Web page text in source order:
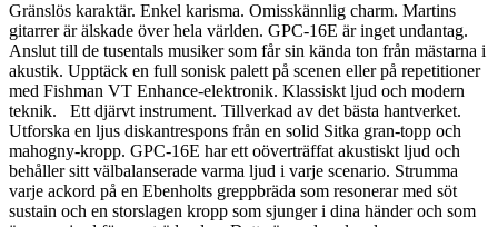
Gränslös karaktär. Enkel karisma. Omisskännlig charm. Martins
gitarrer är älskade över hela världen. GPC-16E är inget undantag.
Anslut till de tusentals musiker som får sin kända ton från mästarna i
akustik. Upptäck en full sonisk palett på scenen eller på repetitioner
med Fishman VT Enhance-elektronik. Klassiskt ljud och modern
teknik. Ett djärvt instrument. Tillverkad av det bästa hantverket.
Utforska en ljus diskantrespons från en solid Sitka gran-topp och
mahogny-kropp. GPC-16E har ett oöverträffat akustiskt ljud och
behåller sitt välbalanserade varma ljud i varje scenario. Strumma
varje ackord på en Ebenholts greppbräda som resonerar med söt
sustain och en storslagen kropp som sjunger i dina händer och som